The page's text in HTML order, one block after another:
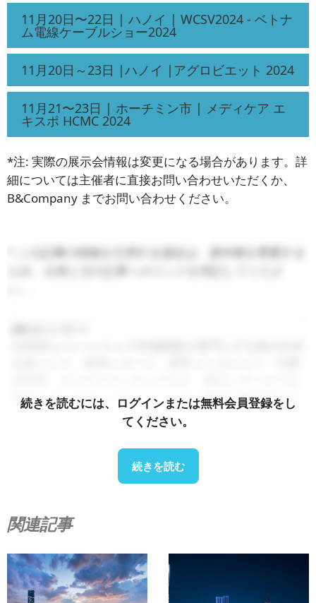
11月20日〜22日 | ハノイ | WCSV2024 - ベトナ
ム電線ケーブルショー2024
11月20日～23日 |ハノイ |アグロビエット 2024
11月21〜23日 | ホーチミン市 | メディケア エ
キスポ HCMC 2024
*注: 実際の展示会情報は変更になる場合があります。詳
細については主催者に直接お問い合わせいただくか、
B&Company までお問い合わせください。
* この記事の情報を引用する場合は、著作権を尊重する
提供しています。さらに、ベトナム国内の90万社以上
の企業を網羅したデータベースを構築し、パートナー
企業の探索や市場分析にご活用いただけるようになり
ご不明な点がございましたら、お気軽にお問い合わせ
info@b-company.jp
続きを読むには、ログインまたは無料会員登録をし
てください。
続きを読む
関連記事